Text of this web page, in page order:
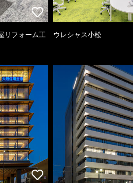
リフォーム工
ウレシャス小松